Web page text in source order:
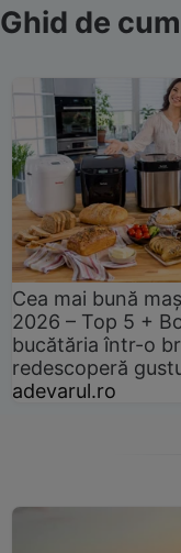
Ghid de
Cea mai bună
2026 – Top 5 +
bucătăria într-o
redescoperă
adevarul.ro